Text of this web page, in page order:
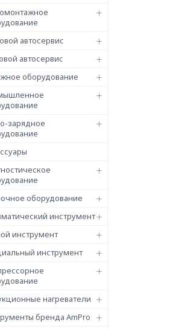
автосервис
автосервис
оборудование
зарядное
оборудование
инструмент
инструмент
инструмент
нагреватели
бренда AmPro